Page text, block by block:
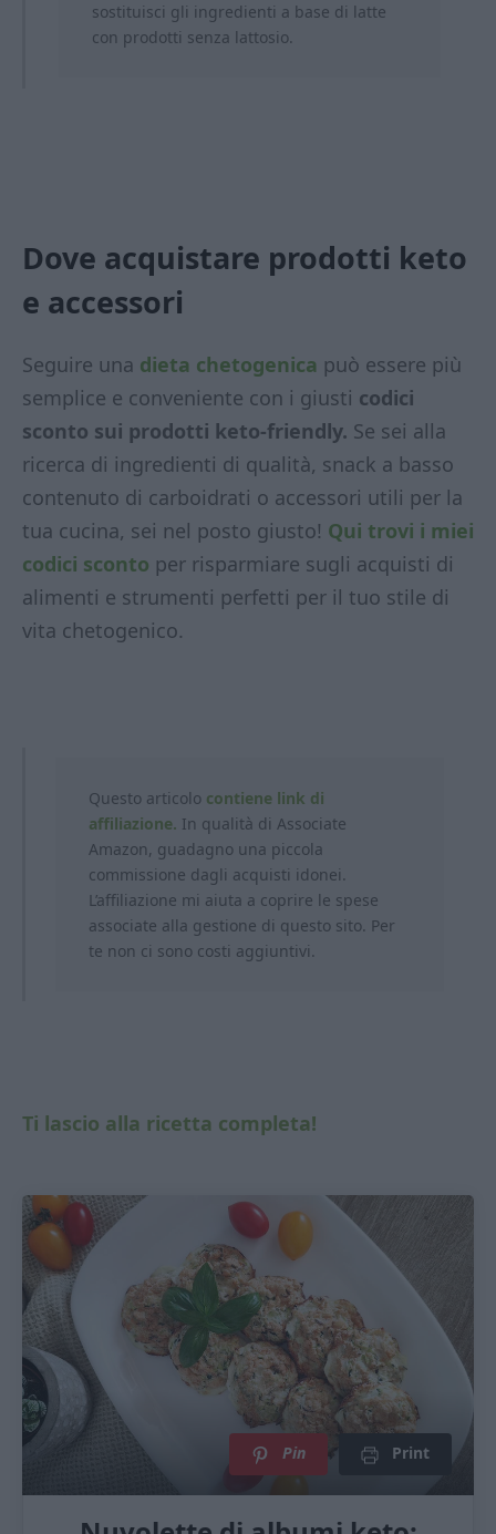
sostituisci gli ingredienti a base di latte
con prodotti senza lattosio.
Dove acquistare prodotti keto
e accessori
Seguire una dieta chetogenica può essere più
semplice e conveniente con i giusti codici
sconto sui prodotti keto-friendly. Se sei alla
ricerca di ingredienti di qualità, snack a basso
contenuto di carboidrati o accessori utili per la
tua cucina, sei nel posto giusto! Qui trovi i miei
codici sconto per risparmiare sugli acquisti di
alimenti e strumenti perfetti per il tuo stile di
vita chetogenico.
Questo articolo contiene link di
affiliazione. In qualità di Associate
Amazon, guadagno una piccola
commissione dagli acquisti idonei.
L’affiliazione mi aiuta a coprire le spese
associate alla gestione di questo sito. Per
te non ci sono costi aggiuntivi.
Ti lascio alla ricetta completa!
Pin Print